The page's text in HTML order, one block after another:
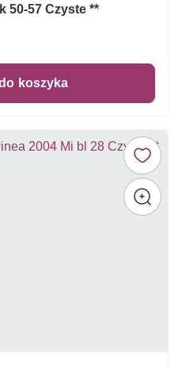
50-57 Czyste **
koszyka